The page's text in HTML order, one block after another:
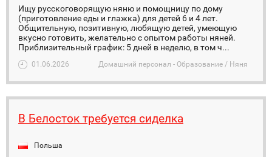
Ищу русскоговорящую няню и помощницу по дому
(приготовление еды и глажка) для детей 6 и 4 лет.
Общительную, позитивную, любящую детей, умеющую
вкусно готовить, желательно с опытом работы няней.
Приблизительный график: 5 дней в неделю, в том ч...
01.06.2026 Домашний персонал - Образование / Няня
В Белосток требуется сиделка
Польша